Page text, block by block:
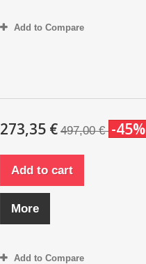
Add to Compare
273,35 € 497,00 € -45%
Add to cart
More
Add to Compare